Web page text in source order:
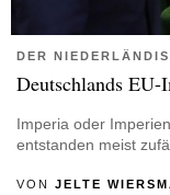
DER
Deutschlands
Imperia oder
entstanden meist
VON JELTE